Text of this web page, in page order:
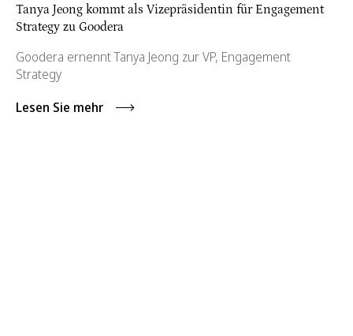
Tanya Jeong kommt als Vizepräsidentin für Engagement
Strategy zu Goodera
Goodera ernennt Tanya Jeong zur VP, Engagement
Strategy
Lesen Sie mehr